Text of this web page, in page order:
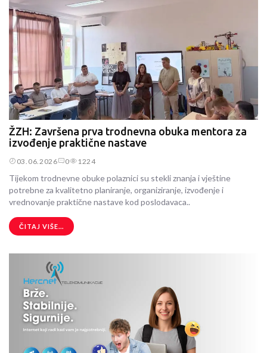
ŽZH: Završena prva trodnevna obuka mentora za
izvođenje praktične nastave
03.06.2026 0 1224
Tijekom trodnevne obuke polaznici su stekli znanja i vještine
potrebne za kvalitetno planiranje, organiziranje, izvođenje i
vrednovanje praktične nastave kod poslodavaca..
ČITAJ VIŠE...